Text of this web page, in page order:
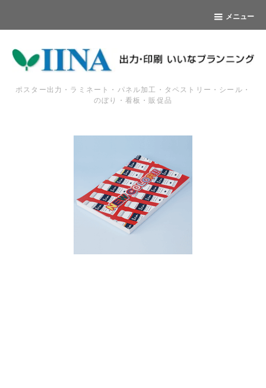
メニュー
ポスター出力・ラミネート・パネル加工・タペストリー・シール・
のぼり・看板・販促品